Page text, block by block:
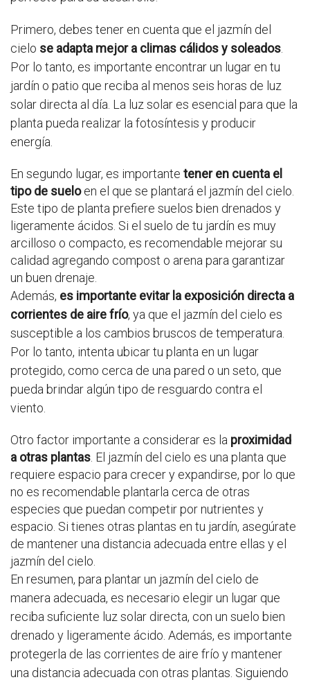
Primero, debes tener en cuenta que el jazmín del
cielo se adapta mejor a climas cálidos y soleados.
Por lo tanto, es importante encontrar un lugar en tu
jardín o patio que reciba al menos seis horas de luz
solar directa al día. La luz solar es esencial para que la
planta pueda realizar la fotosíntesis y producir
energía.
En segundo lugar, es importante tener en cuenta el
tipo de sueloen el que se plantará el jazmín del cielo.
Este tipo de planta prefiere suelos bien drenados y
ligeramente ácidos. Si el suelo de tu jardín es muy
arcilloso o compacto, es recomendable mejorar su
calidad agregando compost o arena para garantizar
un buen drenaje.
Además, es importante evitar la exposición directa a
corrientes de aire frío, ya que el jazmín del cielo es
susceptible a los cambios bruscos de temperatura.
Por lo tanto, intenta ubicar tu planta en un lugar
protegido, como cerca de una pared o un seto, que
pueda brindar algún tipo de resguardo contra el
viento.
Otro factor importante a considerar es la proximidad
a otras plantas. El jazmín del cielo es una planta que
requiere espacio para crecer y expandirse, por lo que
no es recomendable plantarla cerca de otras
especies que puedan competir por nutrientes y
espacio. Si tienes otras plantas en tu jardín, asegúrate
de mantener una distancia adecuada entre ellas y el
jazmín del cielo.
En resumen, para plantar un jazmín del cielo de
manera adecuada, es necesario elegir un lugar que
reciba suficiente luz solar directa, con un suelo bien
drenado y ligeramente ácido. Además, es importante
protegerla de las corrientes de aire frío y mantener
una distancia adecuada con otras plantas. Siguiendo